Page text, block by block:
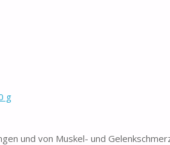
g
und von Muskel- und